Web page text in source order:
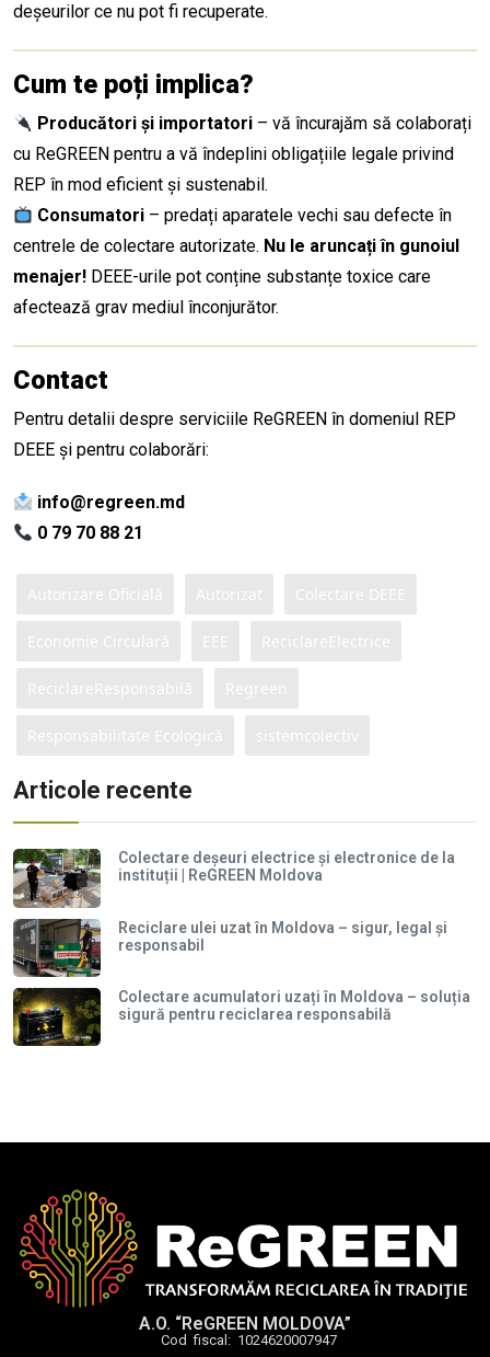
deșeurilor ce nu pot fi recuperate.
Cum te poți implica?
Producători și importatori – vă încurajăm să colaborați
cu ReGREEN pentru a vă îndeplini obligațiile legale privind
REP în mod eficient și sustenabil.
Consumatori – predați aparatele vechi sau defecte în
centrele de colectare autorizate. Nu le aruncați în gunoiul
menajer! DEEE-urile pot conține substanțe toxice care
afectează grav mediul înconjurător.
Contact
Pentru detalii despre serviciile ReGREEN în domeniul REP
DEEE și pentru colaborări:
info@regreen.md
0 79 70 88 21
Articole recente
Colectare deșeuri electrice și electronice de la
instituții | ReGREEN Moldova
Reciclare ulei uzat în Moldova – sigur, legal și
responsabil
Colectare acumulatori uzați în Moldova – soluția
sigură pentru reciclarea responsabilă
A.O. “ReGREEN MOLDOVA”
Cod fiscal: 1024620007947